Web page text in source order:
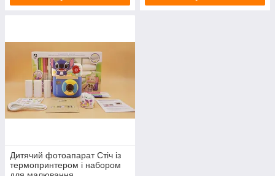
Дитячий фотоапарат Стіч із
термопринтером і набором